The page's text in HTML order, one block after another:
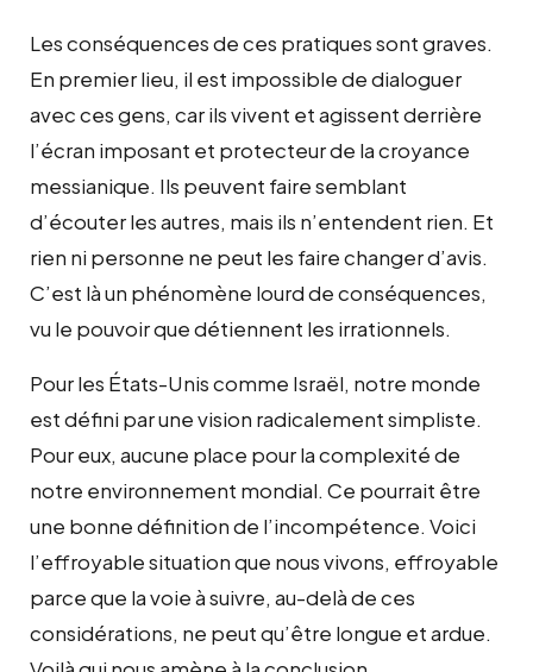
Les conséquences de ces pratiques sont graves.
En premier lieu, il est impossible de dialoguer
avec ces gens, car ils vivent et agissent derrière
l’écran imposant et protecteur de la croyance
messianique. Ils peuvent faire semblant
d’écouter les autres, mais ils n’entendent rien. Et
rien ni personne ne peut les faire changer d’avis.
C’est là un phénomène lourd de conséquences,
vu le pouvoir que détiennent les irrationnels.
Pour les États-Unis comme Israël, notre monde
est défini par une vision radicalement simpliste.
Pour eux, aucune place pour la complexité de
notre environnement mondial. Ce pourrait être
une bonne définition de l’incompétence. Voici
l’effroyable situation que nous vivons, effroyable
parce que la voie à suivre, au-delà de ces
considérations, ne peut qu’être longue et ardue.